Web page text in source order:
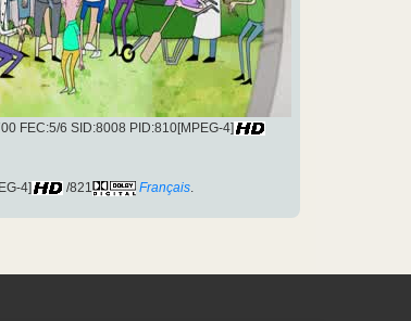
FEC:5/6 SID:8008 PID:810[MPEG-4]
4] /821 Français.